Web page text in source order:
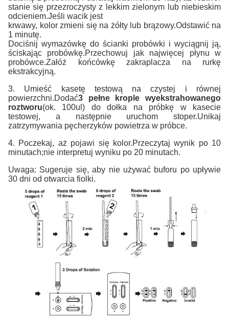
stanie się przezroczysty z lekkim zielonym lub niebieskim
odcieniem.Jeśli wacik jest
krwawy, kolor zmieni się na żółty lub brązowy.Odstawić na
1 minutę.
Dociśnij wymazówkę do ścianki probówki i wyciągnij ją,
ściskając probówkę.Przechowuj jak najwięcej płynu w
probówce.Załóż końcówkę zakraplacza na rurkę
ekstrakcyjną.
3. Umieść kasetę testową na czystej i równej
powierzchni.Dodać3 pełne krople wyekstrahowanego
roztworu(ok. 100ul) do dołka na próbkę w kasecie
testowej, a następnie uruchom stoper.Unikaj
zatrzymywania pęcherzyków powietrza w próbce.
4. Poczekaj, aż pojawi się kolor.Przeczytaj wynik po 10
minutach;nie interpretuj wyniku po 20 minutach.
Uwaga: Sugeruje się, aby nie używać buforu po upływie
30 dni od otwarcia fiolki.